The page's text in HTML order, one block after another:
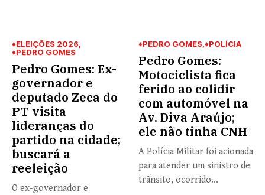
♦ELEIÇÕES 2026
♦PEDRO GOMES
Pedro Gomes: Ex-
governador e
deputado Zeca do
PT visita
lideranças do
partido na cidade;
buscará a
reeleição
O ex-governador e
♦PEDRO GOMES ♦POLÍCIA
Pedro Gomes:
Motociclista fica
ferido ao colidir
com automóvel na
Av. Diva Araújo;
ele não tinha CNH
A Polícia Militar foi acionada
para atender um sinistro de
trânsito, ocorrido...